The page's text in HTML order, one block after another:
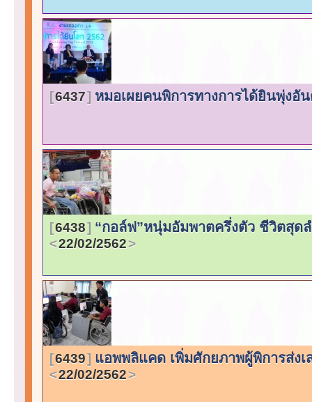
6437 หมอเผยคนพิการทางการได้ยินพุ่งอั
6438 “กอล์ฟ”หนุ่มอัมพาตครึ่งตัว ชีวิตสุด
22/02/2562
6439 แอพพลิแคด เพิ่มศักยภาพผู้พิการส่ง
22/02/2562